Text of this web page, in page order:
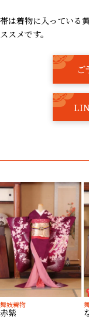
帯は着物に入っている
ススメです。
ご
舞妓着物
赤紫